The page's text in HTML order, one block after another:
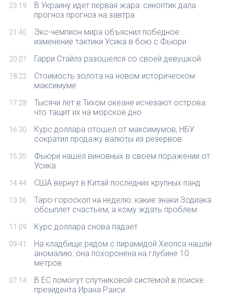
23:19
В Украину идет первая жара: синоптик дала
прогноз прогноз на завтра
21:40
Экс-чемпион мира объяснил победное
изменение тактики Усика в бою с Фьюри
20:07 Гарри Стайлз разошелся со своей девушкой
18:22
Стоимость золота на новом историческом
максимуме
17:28
Тысячи лет в Тихом океане исчезают острова:
что тащит их на морское дно
16:30
Курс доллара отошел от максимумов, НБУ
сократил продажу валюты из резервов
15:35
Фьюри нашел виновных в своем поражении от
Усика
14:44 США вернут в Китай последних крупных панд
13:36
Таро-гороскоп на неделю: какие знаки Зодиака
обсыплет счастьем, а кому ждать проблем
11:09 Курс доллара снова падает
09:41
На кладбище рядом с пирамидой Хеопса нашли
аномалию: она похоронена на глубине 10
метров
07:14
В ЕС помогут спутниковой системой в поиске
президента Ирана Раиси